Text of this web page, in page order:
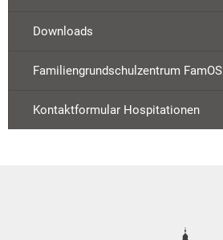
Downloads
Familiengrundschulzentrum FamOS
Kontaktformular Hospitationen